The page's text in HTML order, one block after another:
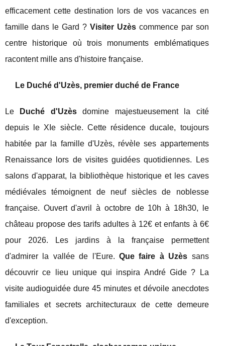
efficacement cette destination lors de vos vacances en
famille dans le Gard ? Visiter Uzèscommence par son
centre historique où trois monuments emblématiques
racontent mille ans d'histoire française.
Le Duché d'Uzès, premier duché de France
Le Duché d'Uzèsdomine majestueusement la cité
depuis le XIe siècle. Cette résidence ducale, toujours
habitée par la famille d'Uzès, révèle ses appartements
Renaissance lors de visites guidées quotidiennes. Les
salons d'apparat, la bibliothèque historique et les caves
médiévales témoignent de neuf siècles de noblesse
française. Ouvert d'avril à octobre de 10h à 18h30, le
château propose des tarifs adultes à 12€ et enfants à 6€
pour 2026. Les jardins à la française permettent
d'admirer la vallée de l'Eure. Que faire à Uzès sans
découvrir ce lieu unique qui inspira André Gide ? La
visite audioguidée dure 45 minutes et dévoile anecdotes
familiales et secrets architecturaux de cette demeure
d'exception.